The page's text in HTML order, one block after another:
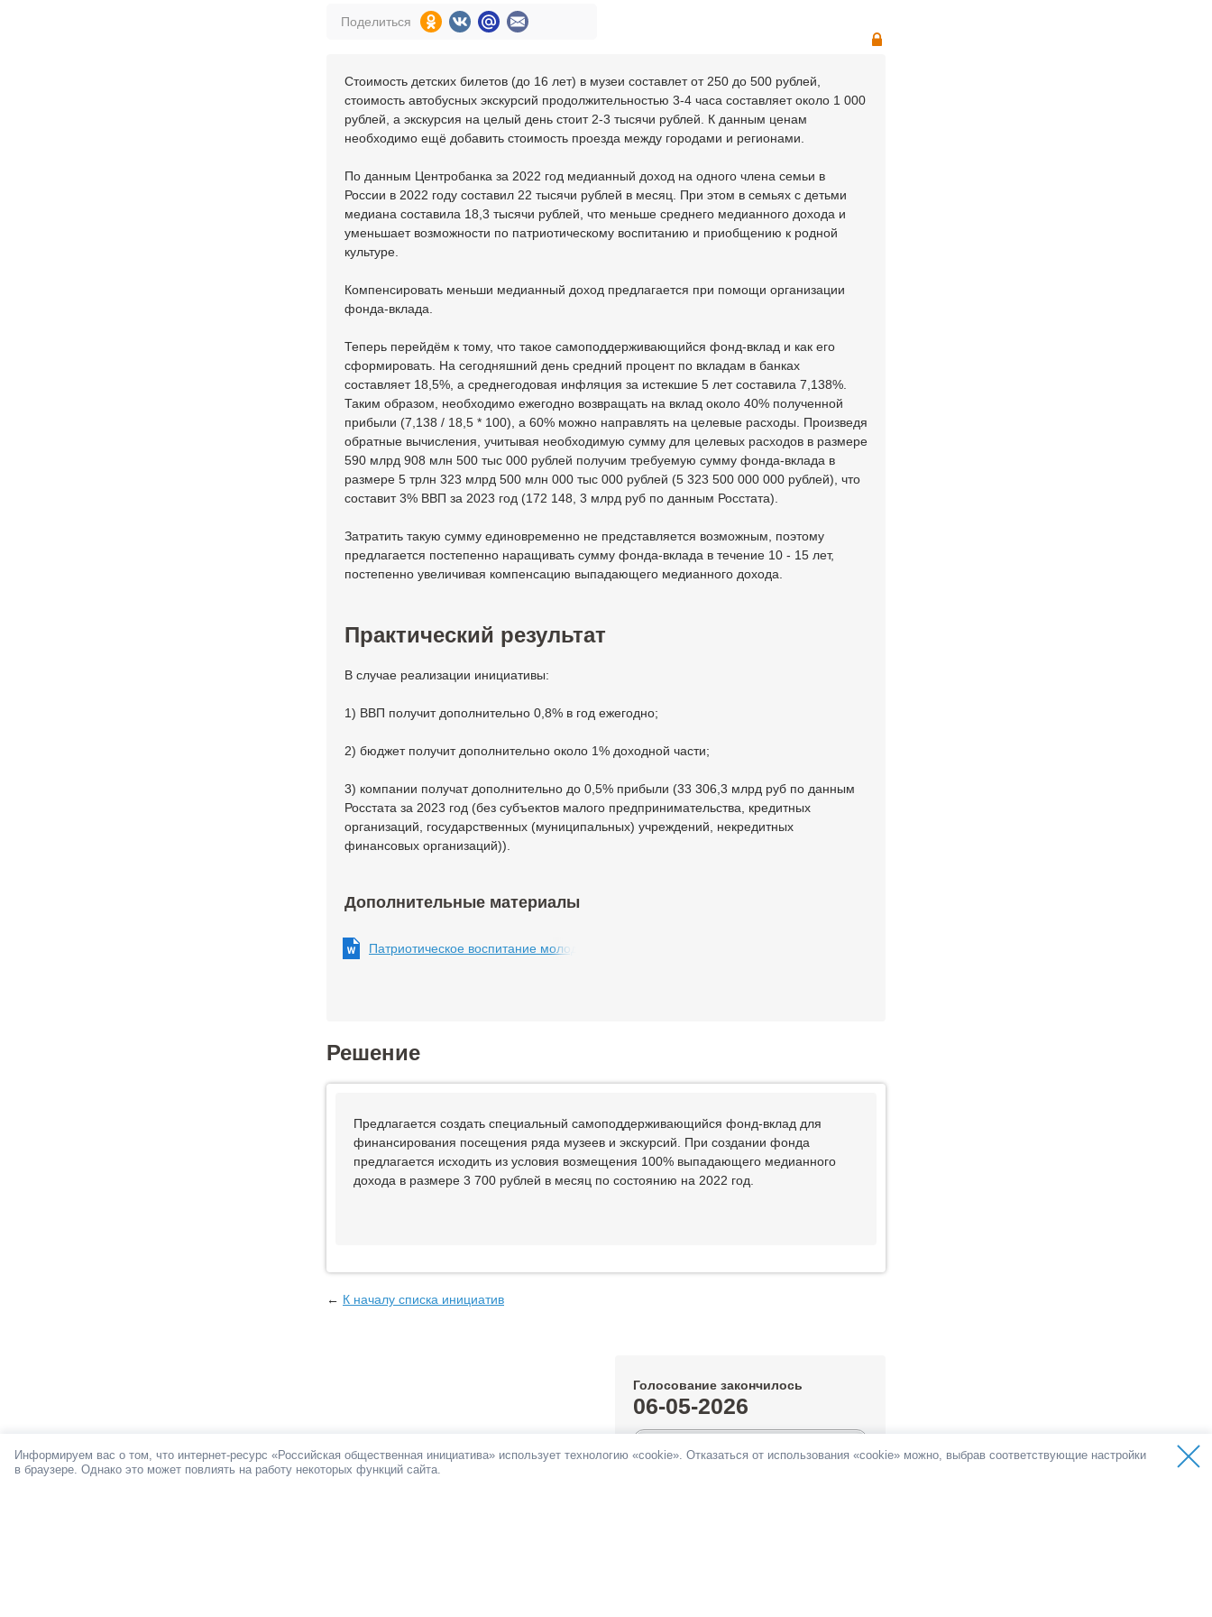
Поделиться
Стоимость детских билетов (до 16 лет) в музеи составлет от 250 до 500 рублей,
стоимость автобусных экскурсий продолжительностью 3-4 часа составляет около 1 000
рублей, а экскурсия на целый день стоит 2-3 тысячи рублей. К данным ценам
необходимо ещё добавить стоимость проезда между городами и регионами.
По данным Центробанка за 2022 год медианный доход на одного члена семьи в
России в 2022 году составил 22 тысячи рублей в месяц. При этом в семьях с детьми
медиана составила 18,3 тысячи рублей, что меньше среднего медианного дохода и
уменьшает возможности по патриотическому воспитанию и приобщению к родной
культуре.
Компенсировать меньши медианный доход предлагается при помощи организации
фонда-вклада.
Теперь перейдём к тому, что такое самоподдерживающийся фонд-вклад и как его
сформировать. На сегодняшний день средний процент по вкладам в банках
составляет 18,5%, а среднегодовая инфляция за истекшие 5 лет составила 7,138%.
Таким образом, необходимо ежегодно возвращать на вклад около 40% полученной
прибыли (7,138 / 18,5 * 100), а 60% можно направлять на целевые расходы. Произведя
обратные вычисления, учитывая необходимую сумму для целевых расходов в размере
590 млрд 908 млн 500 тыс 000 рублей получим требуемую сумму фонда-вклада в
размере 5 трлн 323 млрд 500 млн 000 тыс 000 рублей (5 323 500 000 000 рублей), что
составит 3% ВВП за 2023 год (172 148, 3 млрд руб по данным Росстата).
Затратить такую сумму единовременно не представляется возможным, поэтому
предлагается постепенно наращивать сумму фонда-вклада в течение 10 - 15 лет,
постепенно увеличивая компенсацию выпадающего медианного дохода.
Практический результат
В случае реализации инициативы:
1) ВВП получит дополнительно 0,8% в год ежегодно;
2) бюджет получит дополнительно около 1% доходной части;
3) компании получат дополнительно до 0,5% прибыли (33 306,3 млрд руб по данным
Росстата за 2023 год (без субъектов малого предпринимательства, кредитных
организаций, государственных (муниципальных) учреждений, некредитных
финансовых организаций)).
Дополнительные материалы
Патриотическое воспитание молодёжи.rtf
Решение
Предлагается создать специальный самоподдерживающийся фонд-вклад для
финансирования посещения ряда музеев и экскурсий. При создании фонда
предлагается исходить из условия возмещения 100% выпадающего медианного
дохода в размере 3 700 рублей в месяц по состоянию на 2022 год.
← К началу списка инициатив
Голосование закончилось
06-05-2026
Информируем вас о том, что интернет-ресурс «Российская общественная инициатива» использует технологию «cookie». Отказаться от использования «cookie» можно, выбрав соответствующие настройки
в браузере. Однако это может повлиять на работу некоторых функций сайта.